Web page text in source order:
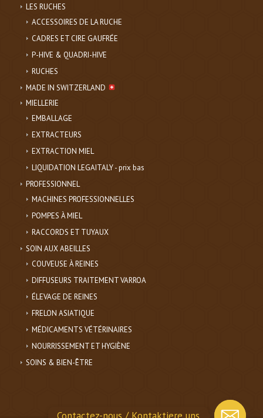
LES RUCHES
ACCESSOIRES DE LA RUCHE
CADRES ET CIRE GAUFRÉE
P-HIVE & QUADRI-HIVE
RUCHES
MADE IN SWITZERLAND
MIELLERIE
EMBALLAGE
EXTRACTEURS
EXTRACTION MIEL
LIQUIDATION LEGAITALY - prix bas
PROFESSIONNEL
MACHINES PROFESSIONNELLES
POMPES À MIEL
RACCORDS ET TUYAUX
SOIN AUX ABEILLES
COUVEUSE À REINES
DIFFUSEURS TRAITEMENT VARROA
ÉLEVAGE DE REINES
FRELON ASIATIQUE
MÉDICAMENTS VÉTÉRINAIRES
NOURRISSEMENT ET HYGIÈNE
SOINS & BIEN-ÊTRE
Contactez-nous / Kontaktiere uns